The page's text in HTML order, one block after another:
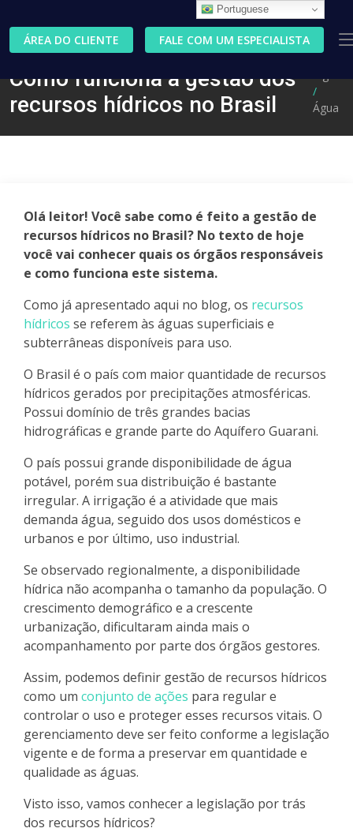
ÁREA DO CLIENTE FALE COM UM ESPECIALISTA
Como funciona a gestão dos
recursos hídricos no Brasil
Água
Olá leitor! Você sabe como é feito a gestão de
recursos hídricos no Brasil? No texto de hoje
você vai conhecer quais os órgãos responsáveis
e como funciona este sistema.
Como já apresentado aqui no blog, os recursos
hídricos se referem às águas superficiais e
subterrâneas disponíveis para uso.
O Brasil é o país com maior quantidade de recursos
hídricos gerados por precipitações atmosféricas.
Possui domínio de três grandes bacias
hidrográficas e grande parte do Aquífero Guarani.
O país possui grande disponibilidade de água
potável, porém sua distribuição é bastante
irregular. A irrigação é a atividade que mais
demanda água, seguido dos usos domésticos e
urbanos e por último, uso industrial.
Se observado regionalmente, a disponibilidade
hídrica não acompanha o tamanho da população. O
crescimento demográfico e a crescente
urbanização, dificultaram ainda mais o
acompanhamento por parte dos órgãos gestores.
Assim, podemos definir gestão de recursos hídricos
como um conjunto de ações para regular e
controlar o uso e proteger esses recursos vitais. O
gerenciamento deve ser feito conforme a legislação
vigente e de forma a preservar em quantidade e
qualidade as águas.
Visto isso, vamos conhecer a legislação por trás
dos recursos hídricos?
Portuguese